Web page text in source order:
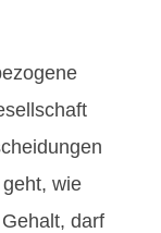
wie
darf